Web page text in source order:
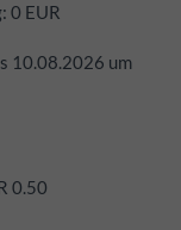
0 EUR
10.08.2026 um
0.50